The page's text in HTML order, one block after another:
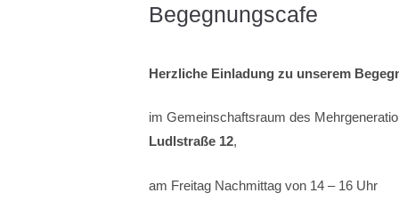
Begegnungscafe
Herzliche Einladung zu unserem
im Gemeinschaftsraum des
Ludlstraße 12,
am Freitag Nachmittag von 14 – 16 Uhr